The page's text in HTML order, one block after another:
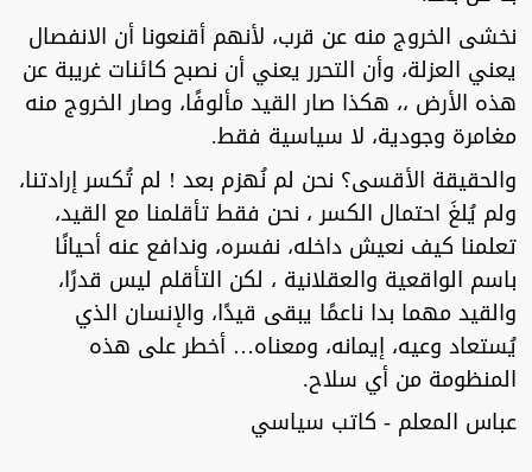
نخشى الخروج منه عن قرب، لأنهم أقنعونا أن الانفصال
يعني العزلة، وأن التحرر يعني أن نصبح كائنات غريبة عن
هذه الأرض ،، هكذا صار القيد مألوفًا، وصار الخروج منه
مغامرة وجودية، لا سياسية فقط.
والحقيقة الأقسى؟ نحن لم نُهزم بعد ! لم تُكسر إرادتنا،
ولم يُلغَ احتمال الكسر ، نحن فقط تأقلمنا مع القيد،
تعلمنا كيف نعيش داخله، نفسره، وندافع عنه أحيانًا
باسم الواقعية والعقلانية ، لكن التأقلم ليس قدرًا،
والقيد مهما بدا ناعمًا يبقى قيدًا، والإنسان الذي
يُستعاد وعيه، إيمانه، ومعناه… أخطر على هذه
المنظومة من أي سلاح.
عباس المعلم - كاتب سياسي